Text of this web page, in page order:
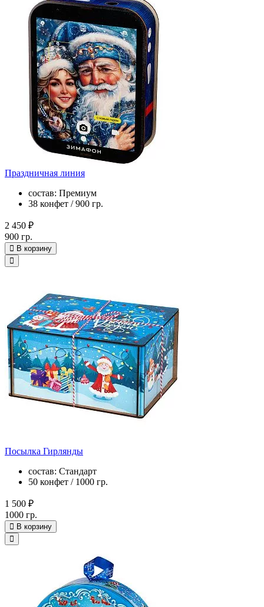
Праздничная линия
состав: Премиум
38 конфет / 900 гр.
2 450 ₽
900 гр.
В корзину
Посылка Гирлянды
состав: Стандарт
50 конфет / 1000 гр.
1 500 ₽
1000 гр.
В корзину